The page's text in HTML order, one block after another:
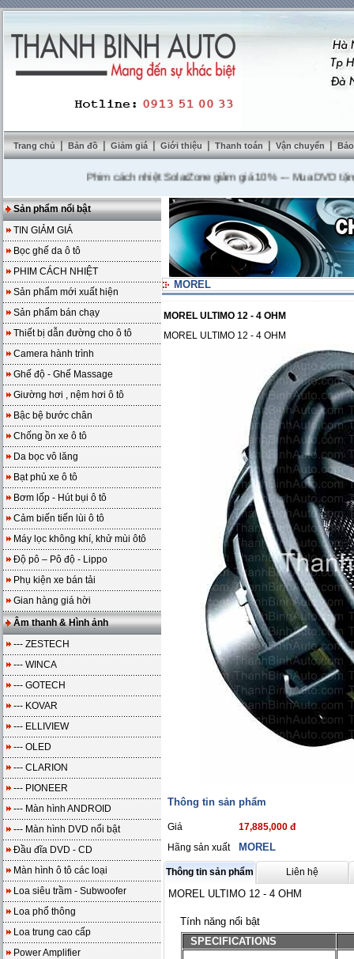
Trang chủ | Bản đồ | Giảm giá | Giới thiệu | Thanh toán | Vận chuyển |
Phim cách nhiệt SolarZone giảm giá 10%---Mua DVD tặng
Sản phẩm nổi bật
TIN GIẢM GIÁ
Bọc ghế da ô tô
PHIM CÁCH NHIỆT
Sản phẩm mới xuất hiện
Sản phẩm bán chạy
Thiết bị dẫn đường cho ô tô
Camera hành trình
Ghế độ - Ghế Massage
Giường hơi , nệm hơi ô tô
Bậc bệ bước chân
Chống ồn xe ô tô
Da bọc vô lăng
Bạt phủ xe ô tô
Bơm lốp - Hút bụi ô tô
Cảm biến tiến lùi ô tô
Máy lọc không khí, khử mùi ôtô
Độ pô – Pô độ - Lippo
Phụ kiện xe bán tải
Gian hàng giá hời
Âm thanh & Hình ảnh
--- ZESTECH
--- WINCA
--- GOTECH
--- KOVAR
--- ELLIVIEW
--- OLED
--- CLARION
--- PIONEER
--- Màn hình ANDROID
--- Màn hình DVD nổi bật
Đầu đĩa DVD - CD
Màn hình ô tô các loại
Loa siêu trầm - Subwoofer
Loa phổ thông
Loa trung cao cấp
Power Amplifier
MOREL
MOREL ULTIMO 12 - 4 OHM
MOREL ULTIMO 12 - 4 OHM
Thông tin sản phẩm
Giá
17,885,000 đ
Hãng sản xuất
MOREL
Thông tin sản phẩm Liên hệ
MOREL ULTIMO 12 - 4 OHM
Tính năng nổi bật
SPECIFICATIONS